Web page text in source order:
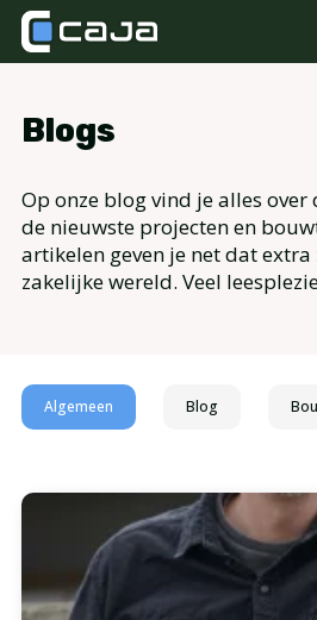
Blogs
Op onze blog vind je alles over
de nieuwste projecten en
artikelen geven je net dat
zakelijke wereld. Veel
Algemeen Blog